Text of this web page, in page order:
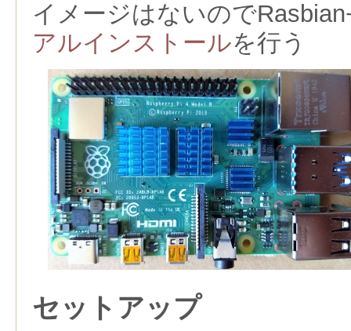
イメージはないので
アルインストールを行う
セットアップ